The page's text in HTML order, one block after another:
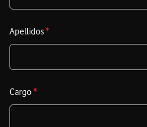
Apellidos*
Cargo*